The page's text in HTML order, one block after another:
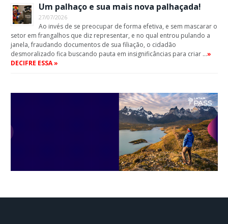
Um palhaço e sua mais nova palhaçada!
27/07/2026
Ao invés de se preocupar de forma efetiva, e sem mascarar o
setor em frangalhos que diz representar, e no qual entrou pulando a
janela, fraudando documentos de sua filiação, o cidadão
desmoralizado fica buscando pauta em insignificâncias para criar …»
DECIFRE ESSA »